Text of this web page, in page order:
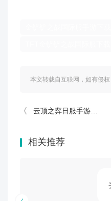
本文转载自互联网，如有侵
云顶之弈日服手游官方版 v16.10.7747445
相关推荐